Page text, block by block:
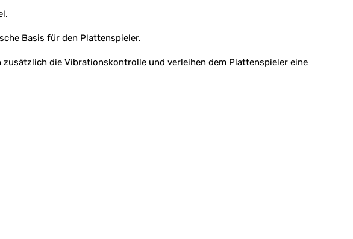
Basis für den Plattenspieler.
die Vibrationskontrolle und verleihen dem Plattenspieler eine